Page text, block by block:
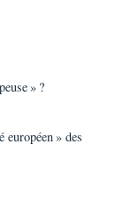
» ?
» des